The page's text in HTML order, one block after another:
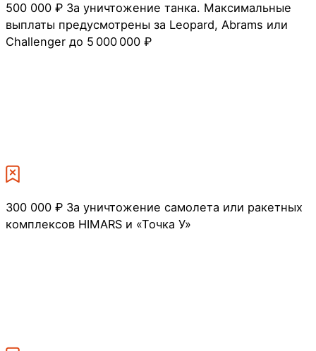
500 000 ₽ За уничтожение танка. Максимальные
выплаты предусмотрены за Leopard, Abrams или
Challenger до 5 000 000 ₽
300 000 ₽ За уничтожение самолета или ракетных
комплексов HIMARS и «Точка У»